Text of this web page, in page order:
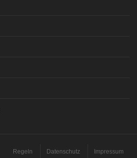
Regeln Datenschutz Impressum